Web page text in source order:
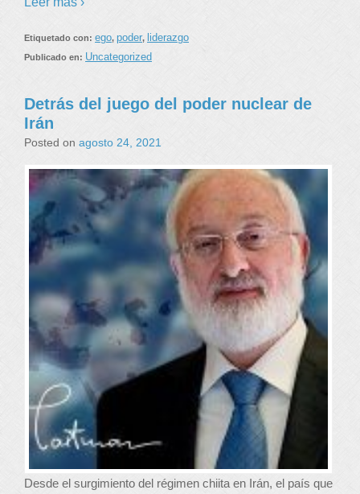
Etiquetado con: ego, poder, liderazgo
Publicado en: Uncategorized
Detrás del juego del poder nuclear de
Irán
Posted on agosto 24, 2021
Desde el surgimiento del régimen chiita en Irán, el país que